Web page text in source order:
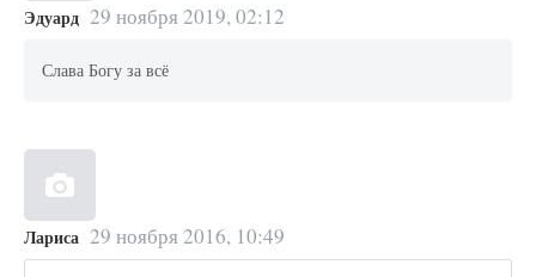
Эдуард 29 ноября 2019, 02:12
Слава Богу за всё
Лариса 29 ноября 2016, 10:49